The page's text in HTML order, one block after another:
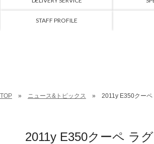
STAFF PROFILE
TOP ニュース&トピックス 2011y E350クー
2011y E350クーペ ラ